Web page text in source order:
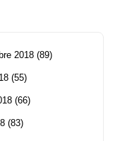
2018 (89)
(55)
(66)
(83)